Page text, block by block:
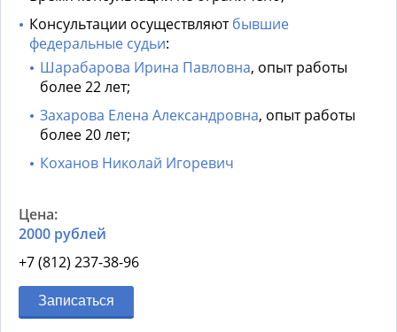
Консультации осуществляютбывшие
федеральные судьи:
Шарабарова Ирина Павловна, опыт работы
более 22 лет;
Захарова Елена Александровна, опыт работы
более 20 лет;
Коханов Николай Игоревич
2000 рублей
+7 (812) 237-38-96
Записаться